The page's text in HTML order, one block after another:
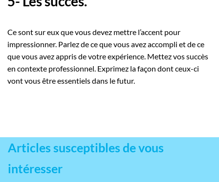
Ce sont sur eux que vous devez mettre l’accent pour
impressionner. Parlez de ce que vous avez accompli et de ce
que vous avez appris de votre expérience. Mettez vos succès
en contexte professionnel. Exprimez la façon dont ceux-ci
vont vous être essentiels dans le futur.
Articles susceptibles de vous
intéresser